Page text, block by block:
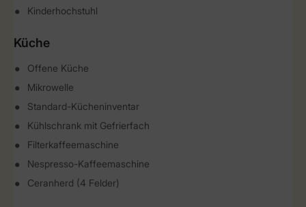
Kinderhochstuhl
Küche
Offene Küche
Mikrowelle
Standard-Kücheninventar
Kühlschrank mit Gefrierfach
Filterkaffeemaschine
Nespresso-Kaffeemaschine
Ceranherd (4 Felder)